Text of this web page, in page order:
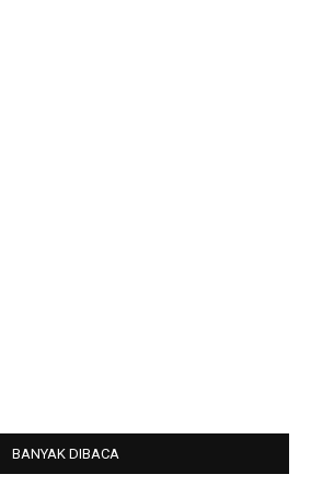
BANYAK DIBACA